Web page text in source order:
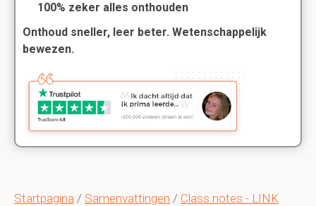
Startpagina / Samenvattingen / Class notes - LINK
100% zeker alles onthouden
Onthoud sneller, leer beter. Wetenschappelijk
bewezen.